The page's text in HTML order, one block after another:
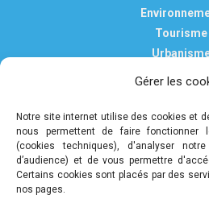
Gérer les
Notre site internet utilise des cookies et
nous permettent de faire fonctionner
(cookies techniques), d'analyser
d’audience) et de vous permettre
Certains cookies sont placés par des
nos pages.
Tourisme
Mentions
Politique de confidentialité et de